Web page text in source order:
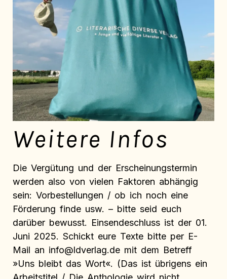
Weitere Infos
Die Vergütung und der Erscheinungstermin
werden also von vielen Faktoren abhängig
sein: Vorbestellungen / ob ich noch eine
Förderung finde usw. – bitte seid euch
darüber bewusst. Einsendeschluss ist der 01.
Juni 2025. Schickt eure Texte bitte per E-
Mail an info@ldverlag.de mit dem Betreff
»Uns bleibt das Wort«. (Das ist übrigens ein